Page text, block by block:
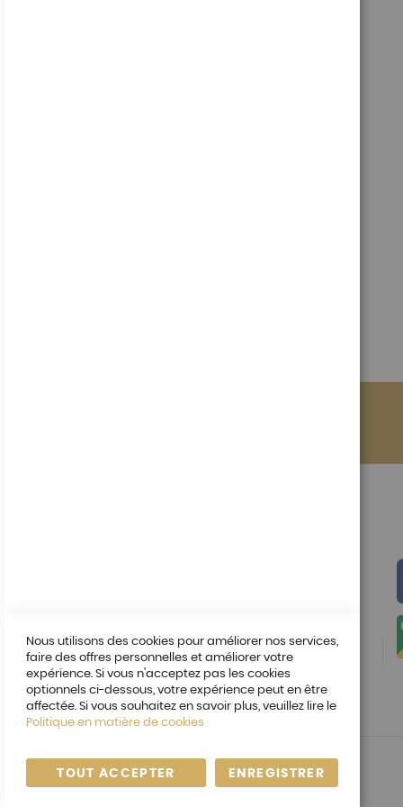
04 72 19 77
05
© Copyright 2020. All Rights Reserved.
Nous utilisons des cookies pour améliorer nos services,
faire des offres personnelles et améliorer votre
expérience. Si vous n'acceptez pas les cookies
optionnels ci-dessous, votre expérience peut en être
affectée. Si vous souhaitez en savoir plus, veuillez lire le
Politique en matière de cookies
TOUT ACCEPTER ENREGISTRER